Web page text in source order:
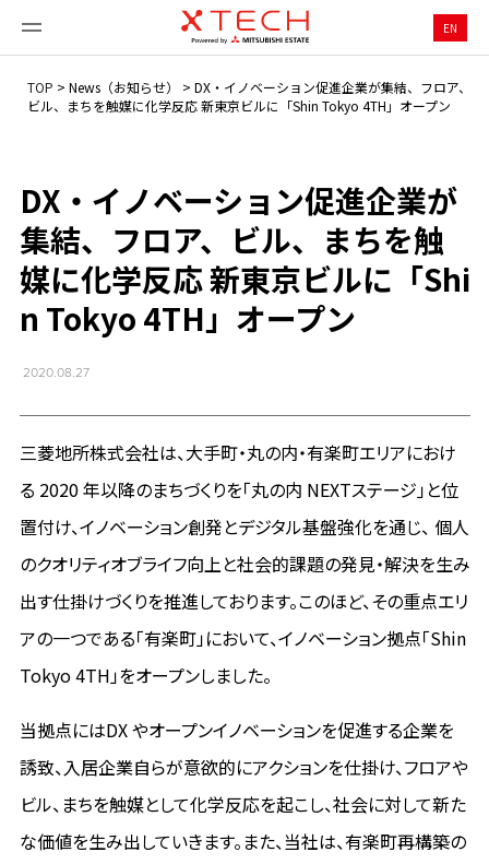
EN
TOP > News（お知らせ） > DX・イノベーション促進企業が集結、フロア、
ビル、まちを触媒に化学反応 新東京ビルに「Shin Tokyo 4TH」オープン
DX・イノベーション促進企業が
集結、フロア、ビル、まちを触
媒に化学反応 新東京ビルに「Shi
n Tokyo 4TH」オープン
2020.08.27
三菱地所株式会社は、大手町・丸の内・有楽町エリアにおけ
る 2020 年以降のまちづくりを「丸の内 NEXTステージ」と位
置付け、イノベーション創発とデジタル基盤強化を通じ、 個人
のクオリティオブライフ向上と社会的課題の発見・解決を生み
出す仕掛けづくりを推進しております。このほど、その重点エリ
アの一つである「有楽町」において、イノベーション拠点「Shin
Tokyo 4TH」をオープンしました。
当拠点にはDX やオープンイノベーションを促進する企業を
誘致、入居企業自らが意欲的にアクションを仕掛け、フロアや
ビル、まちを触媒として化学反応を起こし、社会に対して新た
な価値を生み出していきます。また、当社は、有楽町再構築の